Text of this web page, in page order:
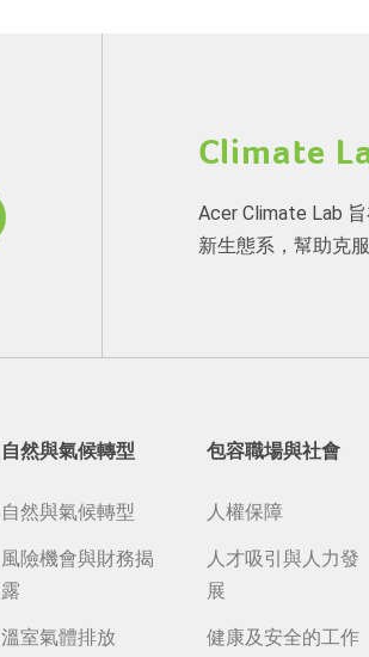
Climate
Acer Climate Lab
新生態系，幫助克
自然與氣候轉型
自然與氣候轉型
風險機會與財務揭
露
溫室氣體排放
包容職場與社會
人權保障
人才吸引與人力發
展
健康及安全的工作